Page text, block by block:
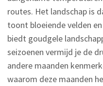
routes. Het landschap is
toont bloeiende velden
biedt goudgele
seizoenen vermijd je de
andere maanden
waarom deze maanden